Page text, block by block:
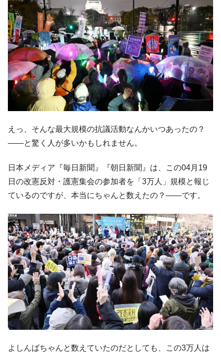
えっ、そんな最大規模の抗議活動なんかいつあったの？
――と驚く人が多いかもしれません。
日本メディア『毎日新聞』『朝日新聞』は、この04月19
日の改憲反対・護憲集会の参加者を「3万人」規模と報じ
ているのですが、本当にちゃんと数えたの？――です。
よしんばちゃんと数えていたのだとしても、この3万人は